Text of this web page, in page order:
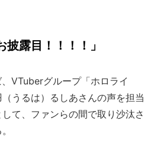
披露目！！！！」
VTuberグループ「ホロライ
うるは）るしあさんの声を担当
て、ファンらの間で取り沙汰さ